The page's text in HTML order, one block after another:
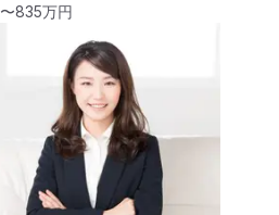
835万円